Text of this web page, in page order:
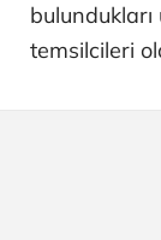
temsilcileri